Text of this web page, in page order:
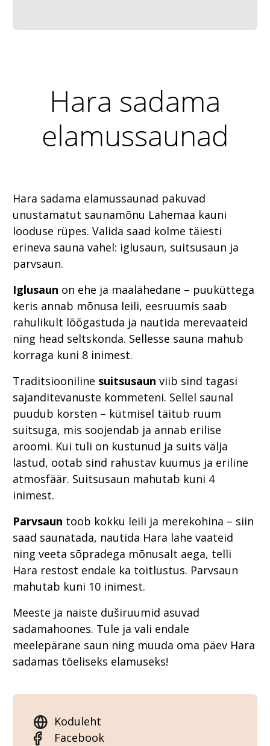
Hara sadama
elamussaunad
Hara sadama elamussaunad pakuvad
unustamatut saunamõnu Lahemaa kauni
looduse rüpes. Valida saad kolme täiesti
erineva sauna vahel: iglusaun, suitsusaun ja
parvsaun.
Iglusaun on ehe ja maalähedane – puuküttega
keris annab mõnusa leili, eesruumis saab
rahulikult lõõgastuda ja nautida merevaateid
ning head seltskonda. Sellesse sauna mahub
korraga kuni 8 inimest.
Traditsiooniline suitsusaun viib sind tagasi
sajanditevanuste kommeteni. Sellel saunal
puudub korsten – kütmisel täitub ruum
suitsuga, mis soojendab ja annab erilise
aroomi. Kui tuli on kustunud ja suits välja
lastud, ootab sind rahustav kuumus ja eriline
atmosfäär. Suitsusaun mahutab kuni 4
inimest.
Parvsaun toob kokku leili ja merekohina – siin
saad saunatada, nautida Hara lahe vaateid
ning veeta sõpradega mõnusalt aega, telli
Hara restost endale ka toitlustus. Parvsaun
mahutab kuni 10 inimest.
Meeste ja naiste duširuumid asuvad
sadamahoones. Tule ja vali endale
meelepärane saun ning muuda oma päev Hara
sadamas tõeliseks elamuseks!
Koduleht
Facebook